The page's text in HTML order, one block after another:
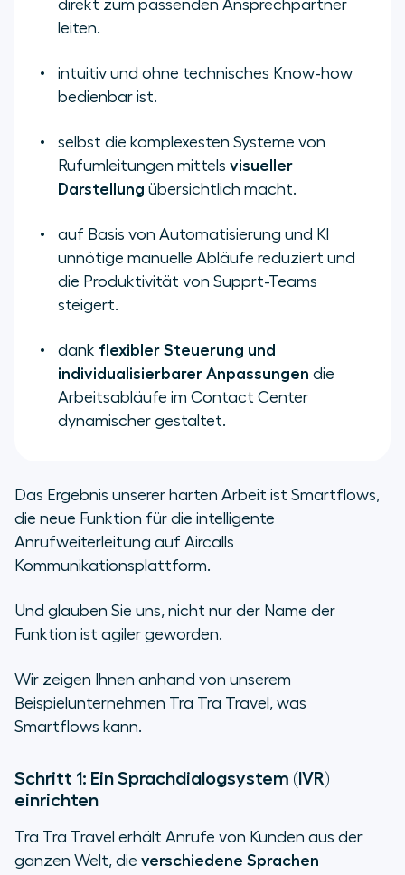
direkt zum passenden Ansprechpartner
leiten.
intuitiv und ohne technisches Know-how
bedienbar ist.
selbst die komplexesten Systeme von
Rufumleitungen mittels visueller
Darstellung übersichtlich macht.
auf Basis von Automatisierung und KI
unnötige manuelle Abläufe reduziert und
die Produktivität von Supprt-Teams
steigert.
dank flexibler Steuerung und
individualisierbarer Anpassungen die
Arbeitsabläufe im Contact Center
dynamischer gestaltet.
Das Ergebnis unserer harten Arbeit ist Smartflows,
die neue Funktion für die intelligente
Anrufweiterleitung auf Aircalls
Kommunikationsplattform.
Und glauben Sie uns, nicht nur der Name der
Funktion ist agiler geworden.
Wir zeigen Ihnen anhand von unserem
Beispielunternehmen Tra Tra Travel, was
Smartflows kann.
Schritt 1: Ein Sprachdialogsystem (IVR)
einrichten
Tra Tra Travel erhält Anrufe von Kunden aus der
ganzen Welt, die verschiedene Sprachen